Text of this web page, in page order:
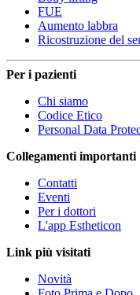
FUE
Aumento labbra
Ricostruzione del
Per i pazienti
Chi siamo
Codice Etico
Personal Data
Collegamenti importanti
Contatti
Eventi
Per i dottori
L'app Estheticon
Link più visitati
Novità